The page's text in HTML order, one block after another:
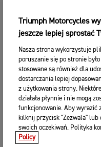
Triumph Motorcycles
jeszcze lepiej sprostać
Nasza strona wykorzystuje
poruszanie się po stronie
stosowane są również dla
dostarczania lepiej
z użytkowania strony.
działała płynnie i nie mogą
funkcjonowanie. Aby wyrazić
kilknij przycisk "Zezwala" lub
swoich oczekiwań. Polityka
Policy